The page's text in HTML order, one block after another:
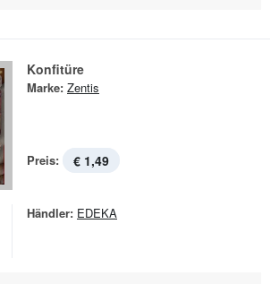
Konfitüre
Marke: Zentis
Preis: € 1,49
Händler: EDEKA